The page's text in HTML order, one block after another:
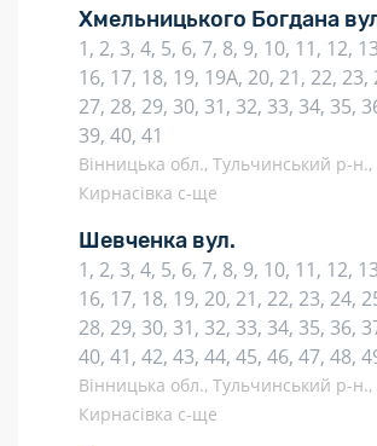
Хмельницького Богдана
1, 2, 3, 4, 5, 6, 7, 8, 9, 10, 11, 12,
16, 17, 18, 19, 19А, 20, 21, 22, 23,
27, 28, 29, 30, 31, 32, 33, 34, 35,
39, 40, 41
Вінницька обл., Тульчинський р-н.,
Кирнасівка с-ще
Шевченка вул.
1, 2, 3, 4, 5, 6, 7, 8, 9, 10, 11, 12,
16, 17, 18, 19, 20, 21, 22, 23, 24,
28, 29, 30, 31, 32, 33, 34, 35, 36,
40, 41, 42, 43, 44, 45, 46, 47, 48,
Вінницька обл., Тульчинський р-н.,
Кирнасівка с-ще